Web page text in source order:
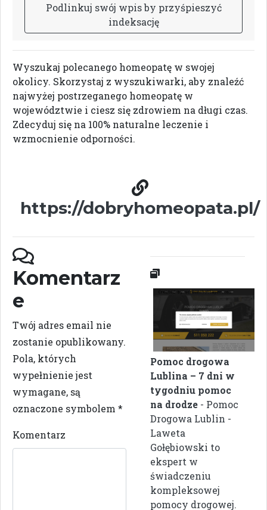
Podlinkuj swój wpisby przyśpieszyć
indeksację
Wyszukaj polecanego homeopatę w swojej
okolicy. Skorzystaj z wyszukiwarki, aby znaleźć
najwyżej postrzeganego homeopatę w
województwie i ciesz się zdrowiem na długi czas.
Zdecyduj się na 100% naturalne leczenie i
wzmocnienie odporności.
https://dobryhomeopata.pl/
Komentarz
e
Twój adres email nie
zostanie opublikowany.
Pola, których
wypełnienie jest
wymagane, są
oznaczone symbolem *
Komentarz
Pomoc drogowa
Lublina – 7 dni w
tygodniu pomoc
na drodze - Pomoc
Drogowa Lublin -
Laweta
Gołębiowski to
ekspert w
świadczeniu
kompleksowej
pomocy drogowej.